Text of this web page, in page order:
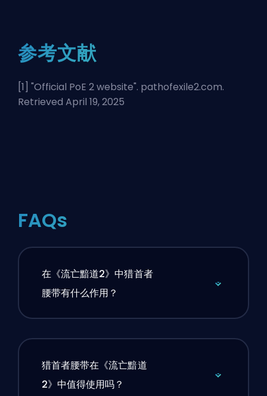
参考文献
[1] "Official PoE 2 website". pathofexile2.com.
Retrieved April 19, 2025
FAQs
在《流亡黯道2》中猎首者
腰带有什么作用？
猎首者腰带在《流亡黯道
2》中值得使用吗？